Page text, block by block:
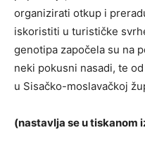
organizirati otkup i
iskoristiti u turističke
genotipa započela su na
neki pokusni nasadi, te
u Sisačko-moslavačkoj
(nastavlja se u tiskanom